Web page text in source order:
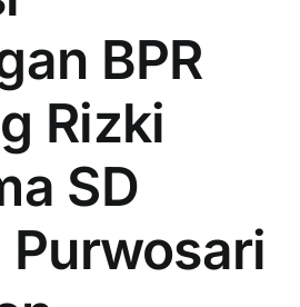
BPR
Rizki
SD
Purwosari